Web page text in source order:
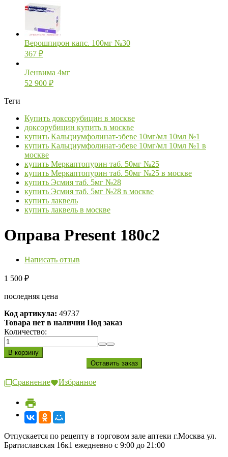
Верошпирон капс. 100мг №30
367 ₽
Ленвима 4мг
52 900 ₽
Теги
Купить доксорубицин в москве
доксорубицин купить в москве
купить Кальциумфолинат-эбеве 10мг/мл 10мл №1
купить Кальциумфолинат-эбеве 10мг/мл 10мл №1 в
москве
купить Меркаптопурин таб. 50мг №25
купить Меркаптопурин таб. 50мг №25 в москве
купить Эсмия таб. 5мг №28
купить Эсмия таб. 5мг №28 в москве
купить лаквель
купить лаквель в москве
Оправа Present 180c2
Написать отзыв
1 500 ₽
последняя цена
Код артикула: 49737
Товара нет в наличии Под заказ
Количество:
Сравнение Избранное
Отпускается по рецепту в торговом зале аптеки г.Москва ул.
Братиславская 16к1 ежедневно с 9:00 до 21:00